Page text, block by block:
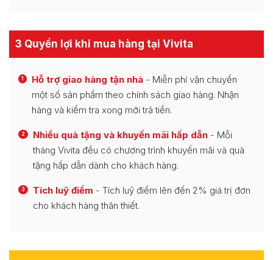
3 Quyền lợi khi mua hàng tại Vivita
1 Hỗ trợ giao hàng tận nhà - Miễn phí vận chuyển
một số sản phẩm theo chính sách giao hàng. Nhận
hàng và kiểm tra xong mới trả tiền.
2 Nhiều quà tặng và khuyến mãi hấp dẫn - Mỗi
tháng Vivita đều có chương trình khuyến mãi và quà
tặng hấp dẫn dành cho khách hàng.
3 Tích luỹ điểm - Tích luỹ điểm lên đến 2% giá trị đơn
cho khách hàng thân thiết.